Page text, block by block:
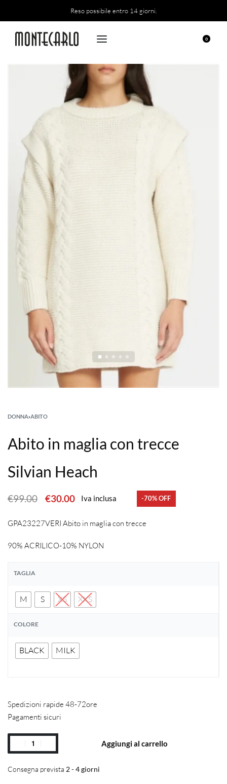
Reso possibile entro 14 giorni.
0
DONNA›ABITO
Abito in maglia con trecce
Silvian Heach
€99.00 €30.00 Iva inclusa -70% OFF
GPA23227VERI Abito in maglia con trecce
90% ACRILICO-10% NYLON
TAGLIA
M S XS XXS
COLORE
BLACK MILK
Spedizioni rapide 48-72ore
Pagamenti sicuri
Aggiungi al carrello
Consegna prevista 2 - 4 giorni